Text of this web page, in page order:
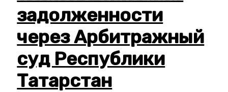
задолженности
через Арбитражный
суд Республики
Татарстан